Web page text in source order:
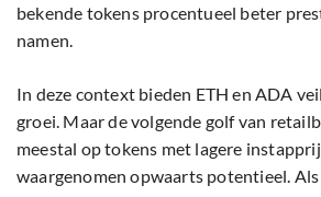
bekende tokens procentueel beter
namen.
In deze context bieden ETH en ADA
groei. Maar de volgende golf van
meestal op tokens met lagere
waargenomen opwaarts potentieel. Als